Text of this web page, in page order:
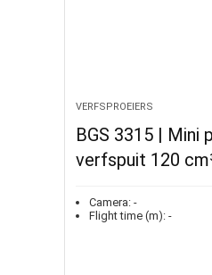
VERFSPROEIERS
BGS 3315 | Mini
verfspuit 120
Camera: -
Flight time (m): -